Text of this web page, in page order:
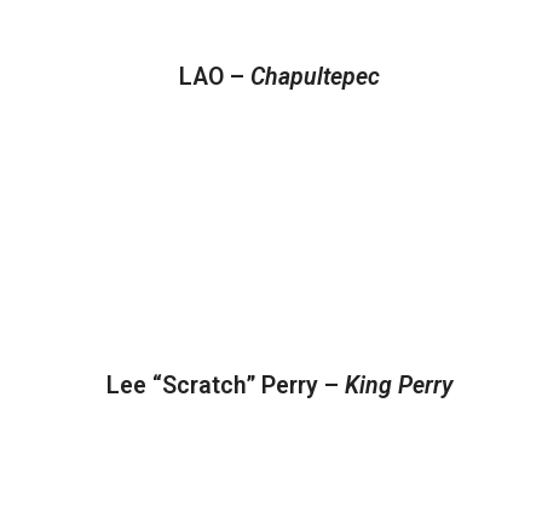
LAO – Chapultepec
Lee “Scratch” Perry – King Perry